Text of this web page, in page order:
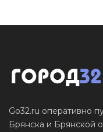
Go32.ru оперативно
Брянска и Брянской